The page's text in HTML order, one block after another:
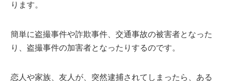
ります。
簡単に盗撮事件や詐欺事件、交通事故の被害者となった
り、盗撮事件の加害者となったりするのです。
恋人や家族、友人が、突然逮捕されてしまったら、ある